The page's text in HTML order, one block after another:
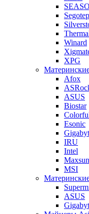
Segotep
Winard
XPG
Afox
ASUS
Biostar
Esonic
IRU
Intel
Maxsun
MSI
ASUS